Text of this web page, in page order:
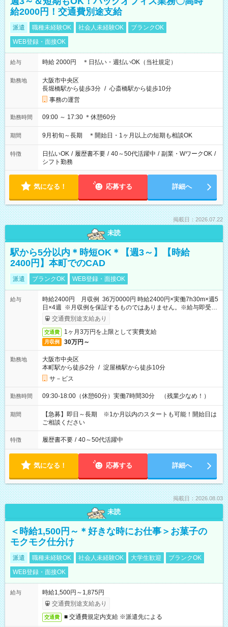
給2000円！交通費別途支給
派遣 職種未経験OK 社会人未経験OK
ブランクOK
WEB登録・面接OK
給与 時給 2000円 ＊日払い・週払いOK（当社規定）
勤務地
大阪市中央区
長堀橋駅から徒歩3分 / 心斎橋駅から徒歩10分
事務の運営
勤務時間 09:00 ～ 17:30 ＊休憩60分
期間 9月初旬～長期 ＊開始日・1ヶ月以上の短期も相談OK
特徴 日払いOK / 履歴書不要 / 40～50代活躍中 / 副業・WワークOK /
シフト勤務
気になる！ 応募する 詳細へ
掲載日：2026.07.22
未読
駅から5分以内＊時短OK＊【週3～】【時給
2400円】本町でのCAD
派遣 ブランクOK WEB登録・面接OK
給与
時給2400円 月収例 36万0000円 時給2400円×実働7h30m×週5
日×4週 ※月収例を保証するものではありません。※給与即受取
りサービス利用可（利用条件有）
交通費別途支給あり
交通費 1ヶ月3万円を上限として実費支給
月収例 30万円～
勤務地
大阪市中央区
本町駅から徒歩2分 / 淀屋橋駅から徒歩10分
サ－ビス
勤務時間 09:30-18:00（休憩60分）実働7時間30分 （残業少なめ！）
期間
【急募】即日～長期 ※1か月以内のスタートも可能！開始日は
ご相談ください
特徴 履歴書不要 / 40～50代活躍中
気になる！ 応募する 詳細へ
掲載日：2026.08.03
未読
＜時給1,500円～＊好きな時にお仕事＞お菓子の
モクモク仕分け
派遣 職種未経験OK 社会人未経験OK 大学生歓迎
ブランクOK
WEB登録・面接OK
給与
時給1,500円～1,875円
交通費別途支給あり
交通費 ■ 交通費規定内支給 ※派遣先による